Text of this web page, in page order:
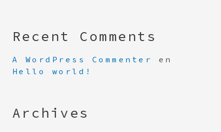
Recent Comments
A WordPress Commenter
en
Hello world!
Archives